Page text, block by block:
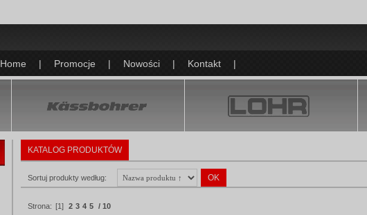
Home | Promocje | Nowości | Kontakt |
KATALOG PRODUKTÓW
Sortuj produkty według:
Strona: [1] 2 3 4 5 / 10